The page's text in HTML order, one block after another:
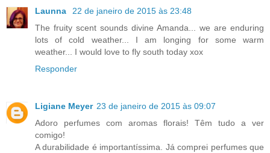
Launna
22 de janeiro de 2015 às 23:48
The fruity scent sounds divine Amanda... we are enduring
lots of cold weather... I am longing for some warm
weather... I would love to fly south today xox
Responder
Ligiane Meyer 23 de janeiro de 2015 às 09:07
Adoro perfumes com aromas florais! Têm tudo a ver
comigo!
A durabilidade é importantíssima. Já comprei perfumes que